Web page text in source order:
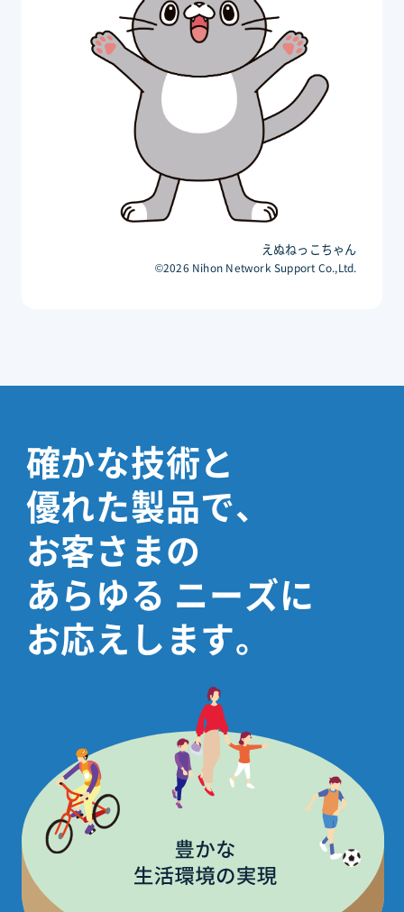
えぬねっこちゃん
©2026 Nihon Network Support Co.,Ltd.
確かな技術と
優れた製品で、
お客さまの
あらゆる ニーズに
お応えします。